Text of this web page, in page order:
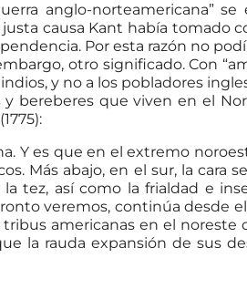
anglo-norteamericana”
causa Kant había tomado
Por esta razón no
otro significado. Con
y no a los pobladores
bereberes que viven en el
(1775):
Y es que en el extremo
Más abajo, en el sur, la cara
tez, así como la frialdad e
veremos, continúa desde
americanas en el noreste
la rauda expansión de sus